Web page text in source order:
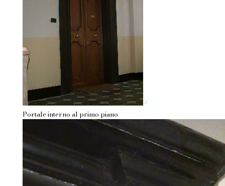
>
Portale interno al primo piano